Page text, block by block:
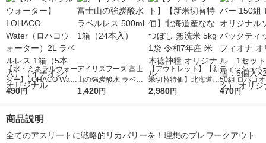
【水・ミネラルウォー
ター】LOHACO Wate
r（ロハコウォータ
シ） オリジナル
490円
アイリスフーズ 富士
山の強炭酸水 ラベル
レス 500ml 1箱（24
1,420円
【アウトレット】【新
米切替特価】北海道産
ななつぼし 無洗米 5k
2,980円
ティッシュペ
50組 ロハコ
ルソフトパッ
オリジナル
470円
商品説明
全てのアスリートに戦略的リカバリーを！理想のプレワークアウト